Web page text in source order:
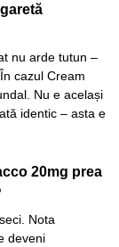
nu arde tutun –
cazul Cream
Nu e același
identic – asta e
20mg prea
Nota
deveni